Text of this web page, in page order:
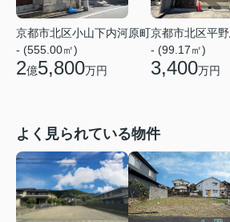
京都市北区小山下内河原町
- (555.00㎡)
2億5,800万円
京都市北区平
- (99.17㎡)
3,400万円
よく見られている物件